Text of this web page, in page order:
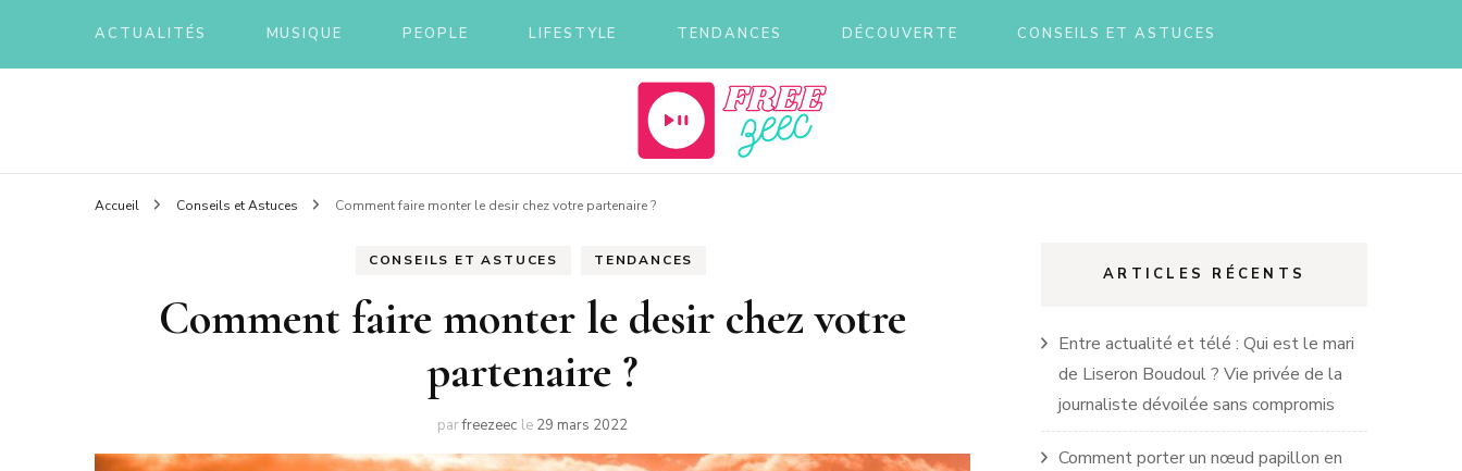
ACTUALITÉS MUSIQUE PEOPLE LIFESTYLE TENDANCES DÉCOUVERTE CONSEILS ET ASTUCES
Freezeec
Accueil Conseils et Astuces Comment faire monter le desir chez votre partenaire ?
CONSEILS ET ASTUCES TENDANCES
Comment faire monter le desir chez votre
partenaire ?
parfreezeec le 29 mars 2022
ARTICLES RÉCENTS
Entre actualité et télé : Qui est le mari
de Liseron Boudoul ? Vie privée de la
journaliste dévoilée sans compromis
Comment porter un nœud papillon en